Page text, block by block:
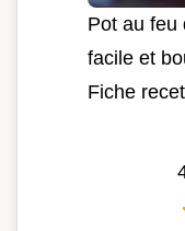
Pot au feu
facile et
Fiche